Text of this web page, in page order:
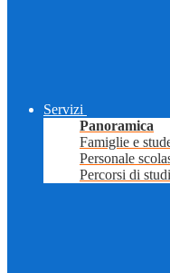
Servizi
Panoramica
Famiglie e
Personale
Percorsi di